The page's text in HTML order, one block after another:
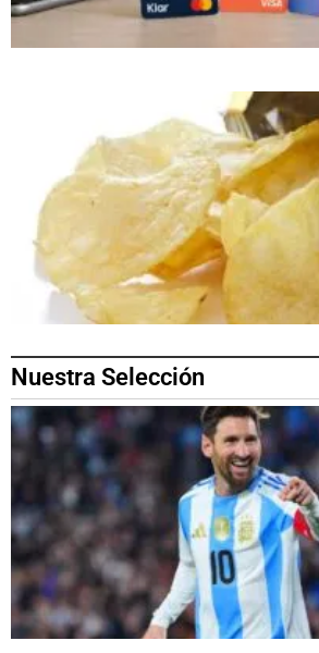
Nuestra Selección